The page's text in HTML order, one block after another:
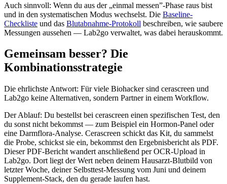
Auch sinnvoll: Wenn du aus der „einmal messen”-Phase raus bist
und in den systematischen Modus wechselst. Die Baseline-
Checkliste und das Blutabnahme-Protokoll beschreiben, wie saubere
Messungen aussehen — Lab2go verwaltet, was dabei herauskommt.
Gemeinsam besser? Die
Kombinationsstrategie
Die ehrlichste Antwort: Für viele Biohacker sind cerascreen und
Lab2go keine Alternativen, sondern Partner in einem Workflow.
Der Ablauf: Du bestellst bei cerascreen einen spezifischen Test, den
du sonst nicht bekommst — zum Beispiel ein Hormon-Panel oder
eine Darmflora-Analyse. Cerascreen schickt das Kit, du sammelst
die Probe, schickst sie ein, bekommst den Ergebnisbericht als PDF.
Dieser PDF-Bericht wandert anschließend per OCR-Upload in
Lab2go. Dort liegt der Wert neben deinem Hausarzt-Blutbild von
letzter Woche, deiner Selbsttest-Messung vom Juni und deinem
Supplement-Stack, den du gerade laufen hast.